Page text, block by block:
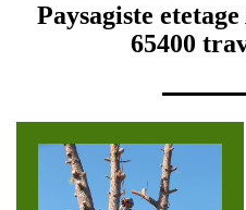
Paysagiste
65400